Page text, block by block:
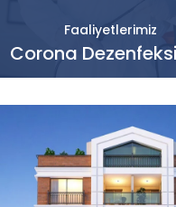
Faaliyetlerimiz
Corona